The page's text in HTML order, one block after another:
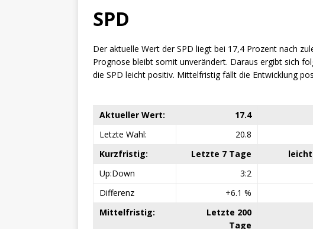
SPD
Der aktuelle Wert der SPD liegt bei 17,4 Prozent nach
Prognose bleibt somit unverändert. Daraus ergibt sich
die SPD leicht positiv. Mittelfristig fällt die Entwicklung
Aktueller Wert: 17.4
Letzte Wahl:
20.8
Kurzfristig:
Letzte 7 Tage
Up:Down
3:2
Differenz
+6.1 %
Mittelfristig:
Letzte 200
Tage